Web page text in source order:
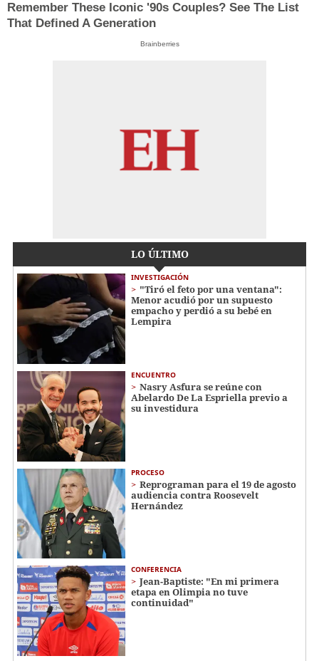
Remember These Iconic '90s Couples? See The List
That Defined A Generation
Brainberries
LO ÚLTIMO
INVESTIGACIÓN
"Tiró el feto por una ventana":
Menor acudió por un supuesto
empacho y perdió a su bebé en
Lempira
ENCUENTRO
Nasry Asfura se reúne con
Abelardo De La Espriella previo a
su investidura
PROCESO
Reprograman para el 19 de agosto
audiencia contra Roosevelt
Hernández
CONFERENCIA
Jean-Baptiste: "En mi primera
etapa en Olimpia no tuve
continuidad"